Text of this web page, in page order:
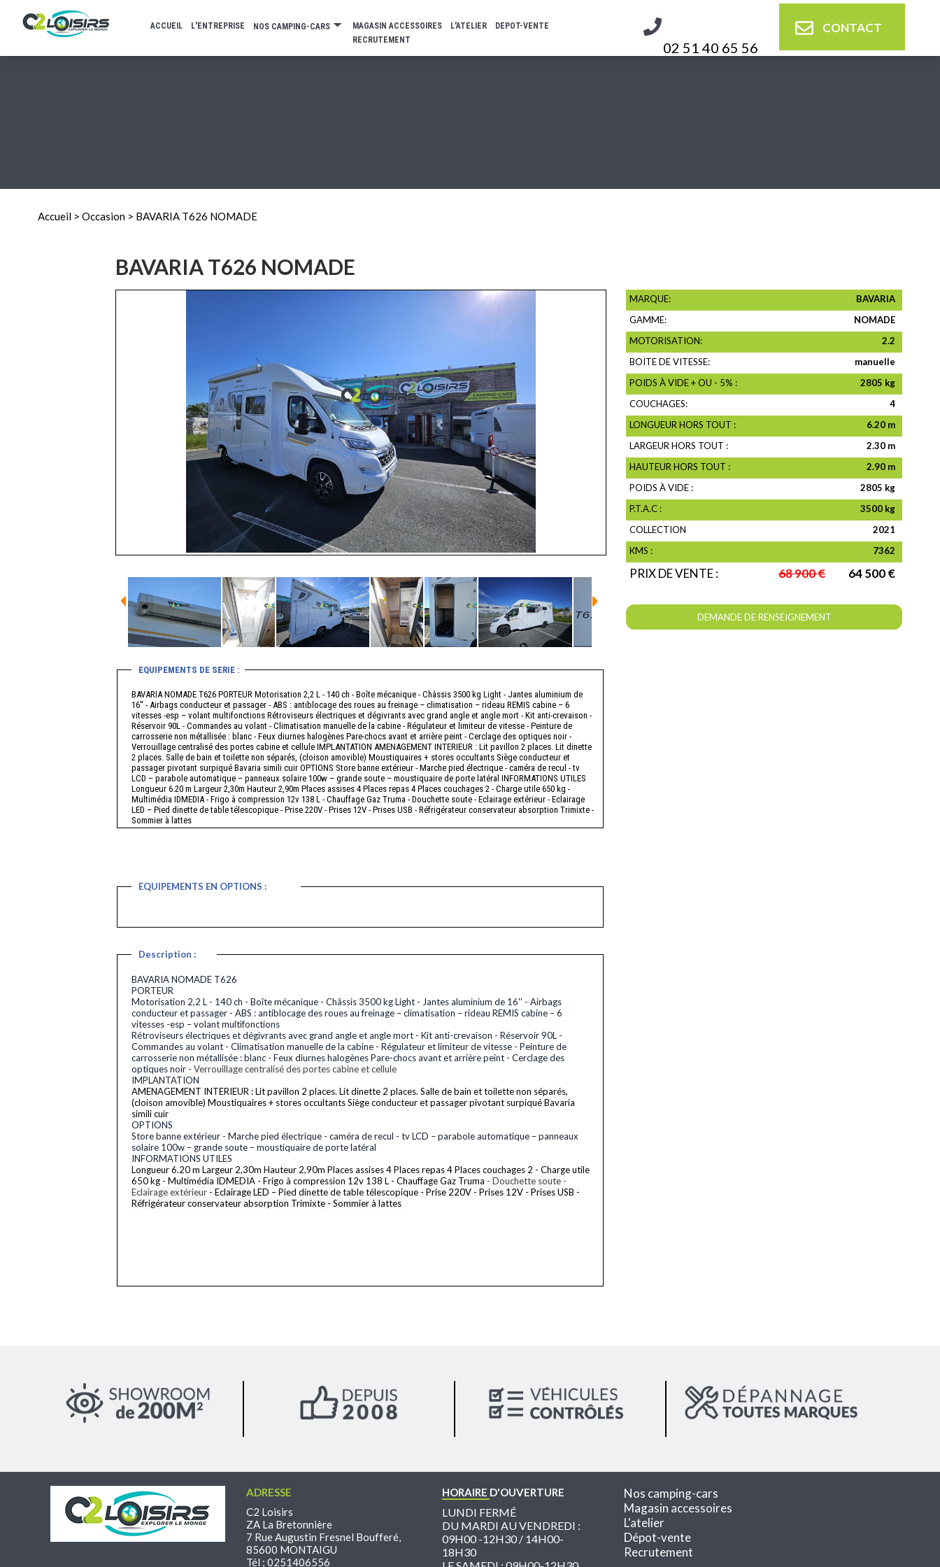
ACCUEIL L'ENTREPRISE NOS CAMPING-CARS MAGASIN ACCESSOIRES L'ATELIER
DEPOT-VENTE
RECRUTEMENT
02 51 40 65 56
CONTACT
Accueil> Occasion > BAVARIA T626 NOMADE
BAVARIA T626 NOMADE
EQUIPEMENTS DE SERIE :
BAVARIA NOMADE T626 PORTEUR Motorisation 2,2 L - 140 ch - Boîte mécanique - Châssis 3500 kg Light - Jantes aluminium de
16'' - Airbags conducteur et passager - ABS : antiblocage des roues au freinage – climatisation – rideau REMIS cabine – 6
vitesses -esp – volant multifonctions Rétroviseurs électriques et dégivrants avec grand angle et angle mort - Kit anti-crevaison -
Réservoir 90L - Commandes au volant - Climatisation manuelle de la cabine - Régulateur et limiteur de vitesse - Peinture de
carrosserie non métallisée : blanc - Feux diurnes halogènes Pare-chocs avant et arrière peint - Cerclage des optiques noir -
Verrouillage centralisé des portes cabine et cellule IMPLANTATION AMENAGEMENT INTERIEUR : Lit pavillon 2 places. Lit dinette
2 places. Salle de bain et toilette non séparés, (cloison amovible) Moustiquaires + stores occultants Siège conducteur et
passager pivotant surpiqué Bavaria simili cuir OPTIONS Store banne extérieur - Marche pied électrique - caméra de recul - tv
LCD – parabole automatique – panneaux solaire 100w – grande soute – moustiquaire de porte latéral INFORMATIONS UTILES
Longueur 6.20 m Largeur 2,30m Hauteur 2,90m Places assises 4 Places repas 4 Places couchages 2 - Charge utile 650 kg -
Multimédia IDMEDIA - Frigo à compression 12v 138 L - Chauffage Gaz Truma - Douchette soute - Eclairage extérieur - Eclairage
LED – Pied dinette de table télescopique - Prise 220V - Prises 12V - Prises USB - Réfrigérateur conservateur absorption Trimixte -
Sommier à lattes
EQUIPEMENTS EN OPTIONS :
Description :
BAVARIA NOMADE T626
PORTEUR
Motorisation 2,2 L - 140 ch - Boîte mécanique - Châssis 3500 kg Light - Jantes aluminium de 16'' - Airbags
conducteur et passager - ABS : antiblocage des roues au freinage – climatisation – rideau REMIS cabine – 6
vitesses -esp – volant multifonctions
Rétroviseurs électriques et dégivrants avec grand angle et angle mort - Kit anti-crevaison - Réservoir 90L -
Commandes au volant - Climatisation manuelle de la cabine - Régulateur et limiteur de vitesse - Peinture de
carrosserie non métallisée : blanc - Feux diurnes halogènes Pare-chocs avant et arrière peint - Cerclage des
optiques noir - Verrouillage centralisé des portes cabine et cellule
IMPLANTATION
AMENAGEMENT INTERIEUR : Lit pavillon 2 places. Lit dinette 2 places. Salle de bain et toilette non séparés,
(cloison amovible) Moustiquaires + stores occultants Siège conducteur et passager pivotant surpiqué Bavaria
simili cuir
OPTIONS
Store banne extérieur - Marche pied électrique - caméra de recul - tv LCD – parabole automatique – panneaux
solaire 100w – grande soute – moustiquaire de porte latéral
INFORMATIONS UTILES
Longueur 6.20 m Largeur 2,30m Hauteur 2,90m Places assises 4 Places repas 4 Places couchages 2 - Charge utile
650 kg - Multimédia IDMEDIA - Frigo à compression 12v 138 L - Chauffage Gaz Truma - Douchette soute -
Eclairage extérieur - Eclairage LED – Pied dinette de table télescopique - Prise 220V - Prises 12V - Prises USB -
Réfrigérateur conservateur absorption Trimixte - Sommier à lattes
MARQUE:
BAVARIA
GAMME:
NOMADE
MOTORISATION:
2.2
BOITE DE VITESSE:
manuelle
POIDS À VIDE + OU - 5% :
2805 kg
COUCHAGES:
4
LONGUEUR HORS TOUT :
6.20 m
LARGEUR HORS TOUT :
2.30 m
HAUTEUR HORS TOUT :
2.90 m
POIDS À VIDE :
2805 kg
P.T.A.C :
3500 kg
COLLECTION
2021
KMS :
7362
PRIX DE VENTE : 68 900 € 64 500 €
DEMANDE DE RENSEIGNEMENT
ADRESSE
C2 Loisirs
ZA La Bretonnière
7 Rue Augustin Fresnel Boufferé,
85600 MONTAIGU
Tél : 0251406556
HORAIRE D'OUVERTURE
LUNDI FERMÉ
DU MARDI AU VENDREDI :
09H00 -12H30 / 14H00-
18H30
Nos camping-cars
Magasin accessoires
L'atelier
Dépot-vente
Recrutement